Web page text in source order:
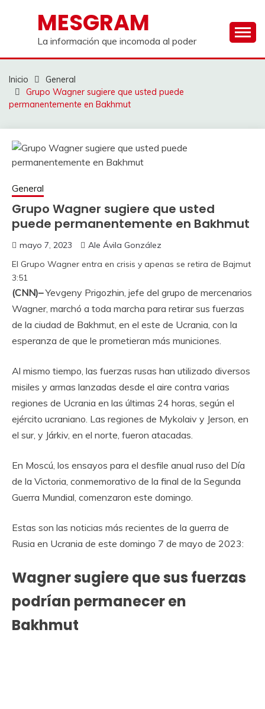
contenidoMESGRAM
La información que incomoda al poder
Inicio
General
Grupo Wagner sugiere que usted puede
permanentemente en Bakhmut
General
Grupo Wagner sugiere que usted
puede permanentemente en Bakhmut
mayo 7, 2023
Ale Ávila González
El Grupo Wagner entra en crisis y apenas se retira de Bajmut
3:51
(CNN)–Yevgeny Prigozhin, jefe del grupo de mercenarios
Wagner, marchó a toda marcha para retirar sus fuerzas
de la ciudad de Bakhmut, en el este de Ucrania, con la
esperanza de que le prometieran más municiones.
Al mismo tiempo, las fuerzas rusas han utilizado diversos
misiles y armas lanzadas desde el aire contra varias
regiones de Ucrania en las últimas 24 horas, según el
ejército ucraniano. Las regiones de Mykolaiv y Jerson, en
el sur, y Járkiv, en el norte, fueron atacadas.
En Moscú, los ensayos para el desfile anual ruso del Día
de la Victoria, conmemorativo de la final de la Segunda
Guerra Mundial, comenzaron este domingo.
Estas son las noticias más recientes de la guerra de
Rusia en Ucrania de este domingo 7 de mayo de 2023:
Wagner sugiere que sus fuerzas
podrían permanecer en
Bakhmut